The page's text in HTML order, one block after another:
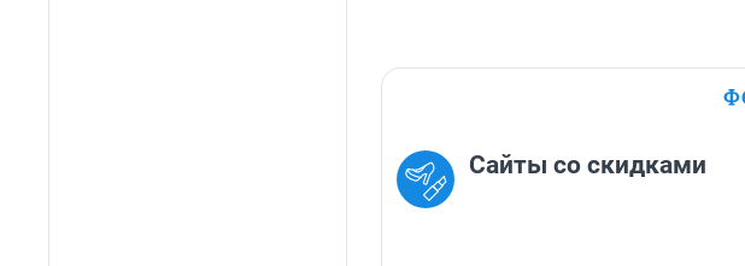
Сайты со скидками